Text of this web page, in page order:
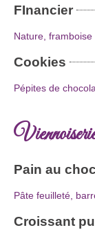
FInancier
Nature, framboise
Cookies
Pépites de
Pain au
Pâte feuilleté,
Croissant